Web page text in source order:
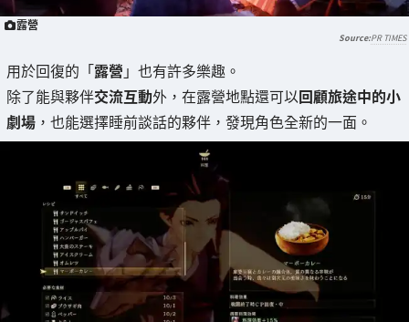
露營
PR TIMES
用於回復的「露營 」也有許多樂趣。
除了能與夥伴交流互動外，在露營地點還可以回顧旅途中的小
劇場 ，也能選擇睡前談話的夥伴，發現角色全新的一面。